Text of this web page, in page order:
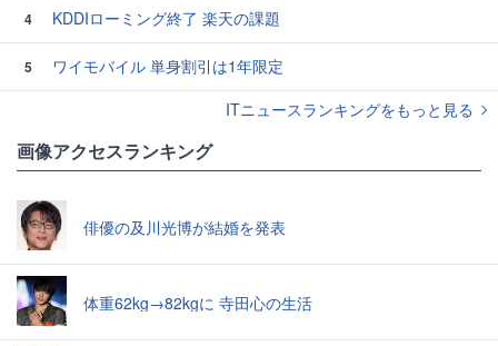
4 KDDIローミング終了 楽天の課題
5
ワイモバイル 単身割引は1年限定
ITニュースランキングをもっと見る
画像アクセスランキング
俳優の及川光博が結婚を発表
体重62kg→82kgに 寺田心の生活